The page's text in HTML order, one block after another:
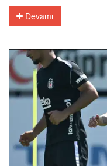
Devamı